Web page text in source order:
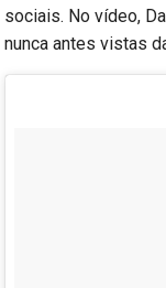
sociais. No vídeo,
nunca antes vistas